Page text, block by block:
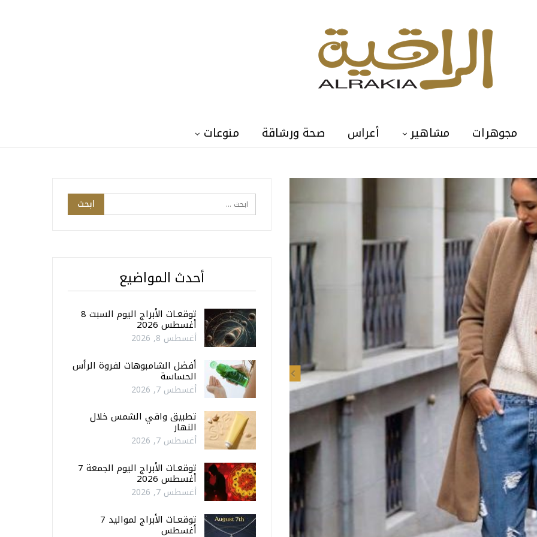
مجوهرات مشاهير أعراس صحة ورشاقة منوعات
Previous
أحدث المواضيع
توقعـات الأبراج اليوم السبت 8
أغسطس 2026
أغسطس 8, 2026
أفضل الشامبوهات لفروة الرأس
الحساسة
أغسطس 7, 2026
تطبيق واقي الشمس خلال
النهار
أغسطس 7, 2026
توقعـات الأبراج اليوم الجمعة 7
أغسطس 2026
أغسطس 7, 2026
توقعـات الأبراج لمواليد 7
أغسطس